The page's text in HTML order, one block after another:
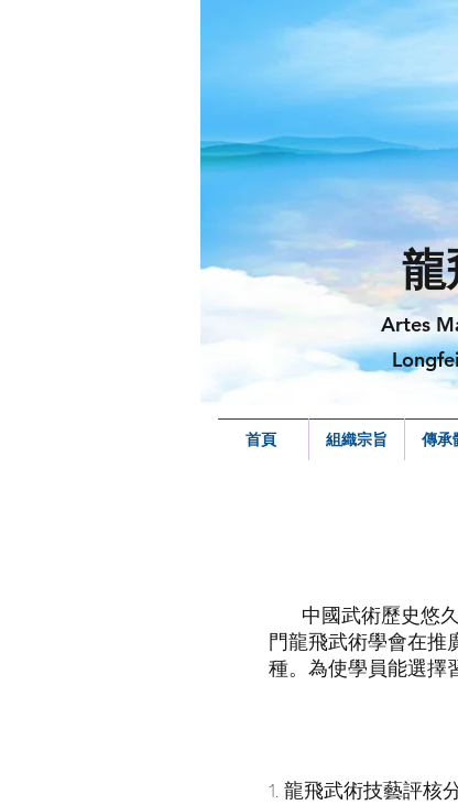
龍
Artes
首頁 組織宗旨 傳承
中國武術歷史悠久
門龍飛武術學會在推
種。為使學員能選擇
1. 龍飛武術技藝評核